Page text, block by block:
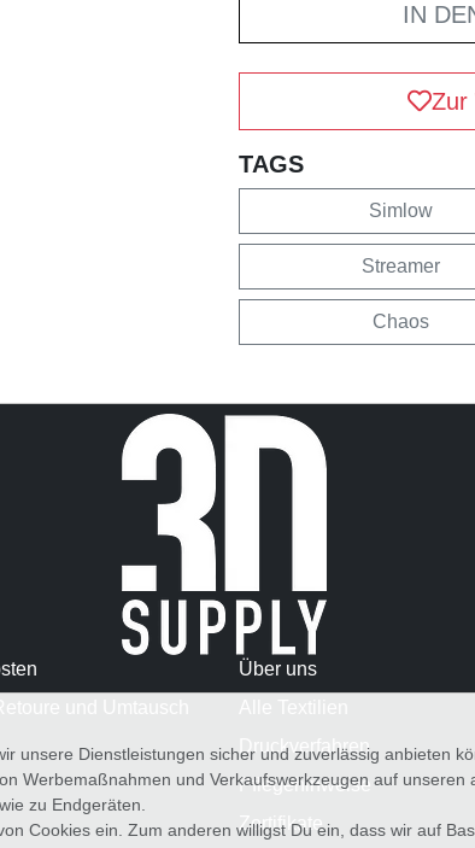
IN
Zur
TAGS
Simlow
Streamer
Chaos
Über uns
Druckverfahren
Pflegehinweise
Zertifikate
unsere Dienstleistungen sicher und zuverlässig anbieten
Werbemaßnahmen und Verkaufswerkzeugen auf unseren
zu Endgeräten.
Cookies ein. Zum anderen willigst Du ein, dass wir auf